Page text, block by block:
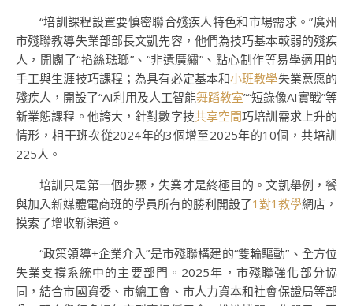
“培訓課程設置要慎密聯合殘疾人特色和市場需求。”廣州
市殘聯教導失業部部長文凱先容，他們為技巧基本較弱的殘疾
人，開闢了“掐絲琺瑯”、“非遺廣繡”、點心制作等易學適用的
手工與生涯技巧課程；為具有必定基本和小班教學失業意愿的
殘疾人，開設了“AI利用及人工智能舞蹈教室”“短錄像AI實戰”等
新業態課程。他誇大，針對數字技共享空間巧培訓需求上升的
情形，相干班次從2024年的3個增至2025年的10個，共培訓
225人。
培訓只是第一個步驟，失業才是終極目的。文凱舉例，餐
與加入新媒體電商班的學員所有的勝利開設了1對1教學網店，
摸索了增收新渠道。
“政策領導+企業介入”是市殘聯構建的“雙輪驅動”、全方位
失業支撐系統中的主要部門。2025年，市殘聯強化部分協
同，結合市國資委、市總工會、市人力資本和社會保證局等部